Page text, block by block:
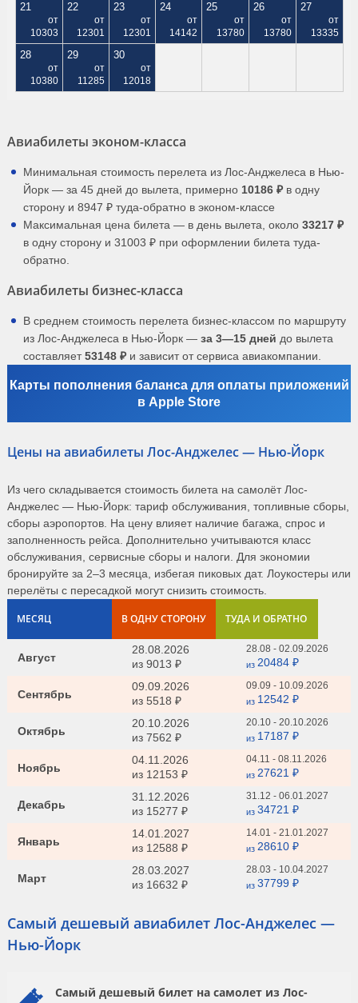
21
от
10303
22
от
12301
23
от
12301
24
от
14142
25
от
13780
26
от
13780
27
от
13335
28
от
10380
29
от
11285
30
от
12018
Авиабилеты эконом-класса
Минимальная стоимость перелета из Лос-Анджелеса в Нью-
Йорк — за 45 дней до вылета, примерно 10186 ₽ в одну
сторону и 8947 ₽ туда-обратно в эконом-классе
Максимальная цена билета — в день вылета, около 33217 ₽
в одну сторону и 31003 ₽ при оформлении билета туда-
обратно.
Авиабилеты бизнес-класса
В среднем стоимость перелета бизнес-классом по маршруту
из Лос-Анджелеса в Нью-Йорк — за 3—15 дней до вылета
составляет53148 ₽ и зависит от сервиса авиакомпании.
Карты пополнения баланса для оплаты приложений
в Apple Store
Цены на авиабилеты Лос-Анджелес — Нью-Йорк
Из чего складывается стоимость билета на самолёт Лос-
Анджелес — Нью-Йорк: тариф обслуживания, топливные сборы,
сборы аэропортов. На цену влияет наличие багажа, спрос и
заполненность рейса. Дополнительно учитываются класс
обслуживания, сервисные сборы и налоги. Для экономии
бронируйте за 2–3 месяца, избегая пиковых дат. Лоукостеры или
перелёты с пересадкой могут снизить стоимость.
МЕСЯЦ В ОДНУ СТОРОНУ ТУДА И ОБРАТНО
Август
28.08.2026
из 9013 ₽
28.08 - 02.09.2026
из 20484 ₽
Сентябрь
09.09.2026
из 5518 ₽
09.09 - 10.09.2026
из 12542 ₽
Октябрь
20.10.2026
из 7562 ₽
20.10 - 20.10.2026
из 17187 ₽
Ноябрь
04.11.2026
из 12153 ₽
04.11 - 08.11.2026
из 27621 ₽
Декабрь
31.12.2026
из 15277 ₽
31.12 - 06.01.2027
из 34721 ₽
Январь
14.01.2027
из 12588 ₽
14.01 - 21.01.2027
из 28610 ₽
Март
28.03.2027
из 16632 ₽
28.03 - 10.04.2027
из 37799 ₽
Самый дешевый авиабилет Лос-Анджелес —
Нью-Йорк
Самый дешевый билет на самолет из Лос-